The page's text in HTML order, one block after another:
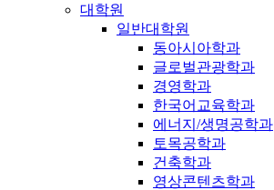
대학원
일반대학원
동아시아학과
글로벌관광학과
경영학과
한국어교육학과
에너지/생명공학과
토목공학과
건축학과
영상콘텐츠학과